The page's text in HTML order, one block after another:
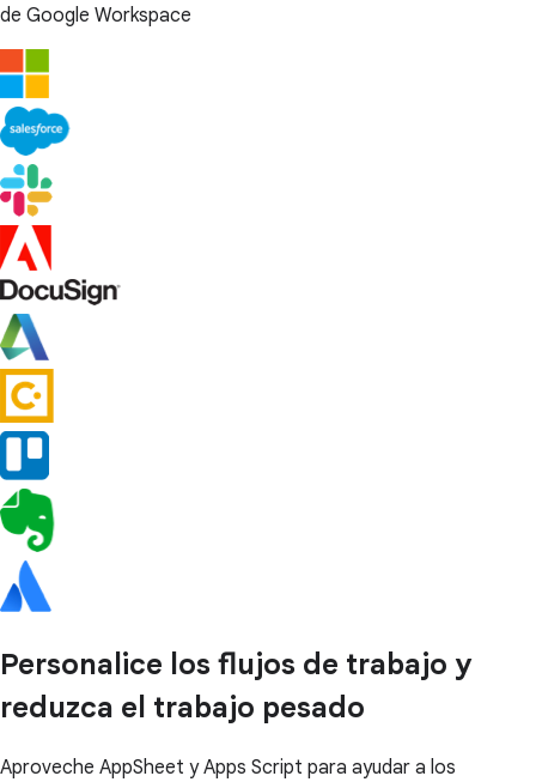
de Google Workspace
Personalice los flujos de trabajo y
reduzca el trabajo pesado
Aproveche AppSheet y Apps Script para ayudar a los